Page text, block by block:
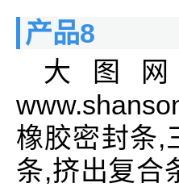
产品8
大图
橡胶密封条,
条,挤出复合